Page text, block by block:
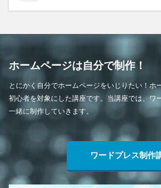
ホームページは自分で制作！
とにかく自分でホームページをいじりたい！ホ
初心者を対象にした講座です。当講座では、ワ
一緒に制作していきます。
ワードプレス制作